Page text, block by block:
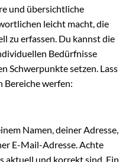
und übersichtliche
leicht macht, die
zu erfassen. Du kannst die
Bedürfnisse
Schwerpunkte setzen. Lass
Bereiche werfen:
Namen, deiner Adresse,
E-Mail-Adresse. Achte
aktuell und korrekt sind. Ein